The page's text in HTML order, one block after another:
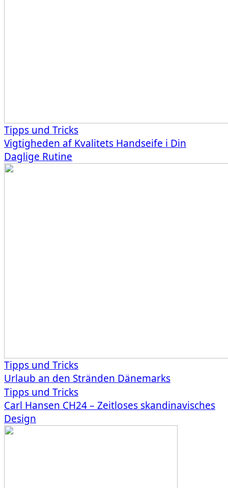
Tipps und Tricks
Vigtigheden af Kvalitets Handseife i Din
Daglige Rutine
Tipps und Tricks
Urlaub an den Stränden Dänemarks
Tipps und Tricks
Carl Hansen CH24 – Zeitloses skandinavisches
Design